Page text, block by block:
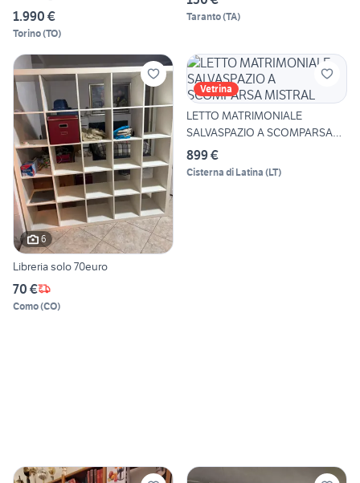
1.990 €
Torino(TO)
Taranto(TA)
6
Libreria solo 70euro
70 €
Como(CO)
Vetrina
LETTO MATRIMONIALE
SALVASPAZIO A SCOMPARSA
MISTRAL
899 €
Cisterna di Latina (LT)